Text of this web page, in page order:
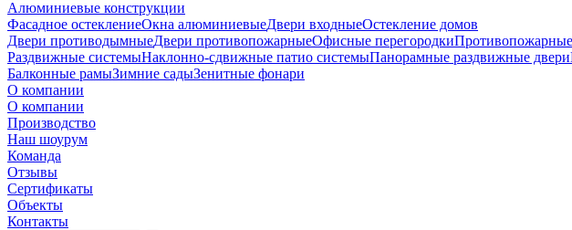
Алюминиевые конструкции
Фасадное остеклениеОкна алюминиевыеДвери входныеОстекление домов
Двери противодымныеДвери противопожарныеОфисные перегородки
Раздвижные системыНаклонно-сдвижные патио системыПанорамные раздвижные двери
Балконные рамыЗимние садыЗенитные фонари
О компании
О компании
Производство
Наш шоурум
Команда
Отзывы
Сертификаты
Объекты
Контакты